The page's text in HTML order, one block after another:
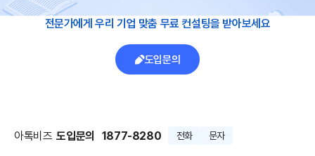
전문가에게 우리 기업 맞춤 무료 컨설팅을 받아보세요
도입문의
아톡비즈 도입문의 1877-8280 전화 문자